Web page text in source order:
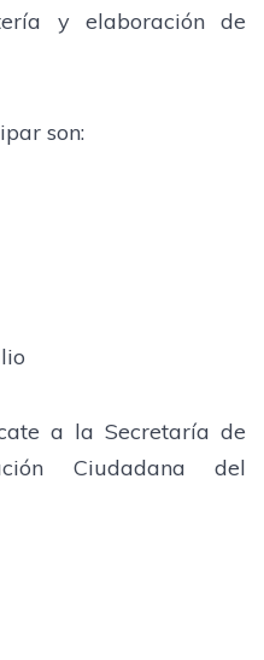
y elaboración de
son:
a la Secretaría de
Ciudadana del